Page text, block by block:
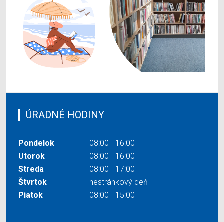
ÚRADNÉ HODINY
Pondelok
08:00 - 16:00
Utorok
08:00 - 16:00
Streda
08:00 - 17:00
Štvrtok
nestránkový deň
Piatok
08:00 - 15:00